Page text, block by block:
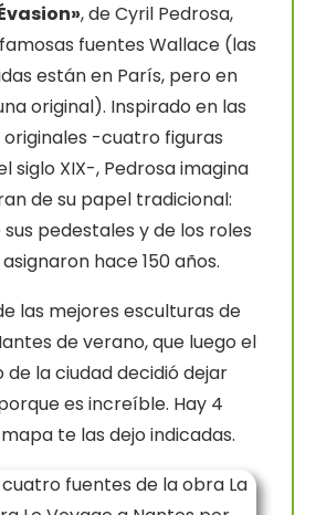
, de Cyril Pedrosa,
fuentes Wallace (las
están en París, pero en
original). Inspirado en las
-cuatro figuras
siglo XIX-, Pedrosa imagina
de su papel tradicional:
sus pedestales y de los roles
hace 150 años.
las mejores esculturas de
de verano, que luego el
la ciudad decidió dejar
es increíble. Hay 4
te las dejo indicadas.